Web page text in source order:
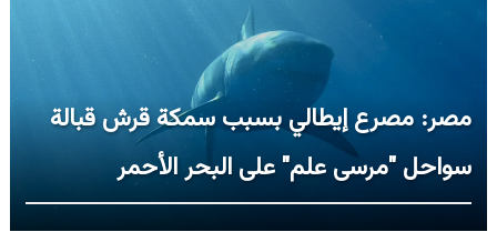
مصر: مصرع إيطالي بسبب سمكة قرش قبالة
سواحل "مرسى علم" على البحر الأحمر